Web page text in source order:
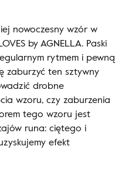
nowoczesny wzór w
by AGNELLA. Paski
rytmem i pewną
zaburzyć ten sztywny
drobne
wzoru, czy zaburzenia
tego wzoru jest
runa: ciętego i
efekt